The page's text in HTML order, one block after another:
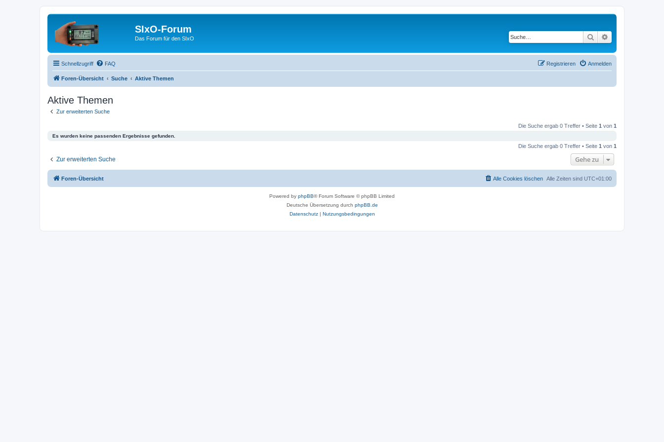
SIxO-Forum
Das Forum für den SIxO Suche
Schnellzugriff FAQ Anmelden
Registrieren
Foren-Übersicht Suche Aktive Themen
Aktive Themen
Zur erweiterten Suche
Die Suche ergab 0 Treffer • Seite 1 von 1
Es wurden keine passenden Ergebnisse gefunden.
Die Suche ergab 0 Treffer • Seite 1 von 1
Zur erweiterten Suche Gehe zu
Foren-Übersicht Alle Zeiten sind UTC+01:00
Alle Cookies löschen
Powered by phpBB® Forum Software © phpBB Limited
Deutsche Übersetzung durch phpBB.de
Datenschutz| Nutzungsbedingungen